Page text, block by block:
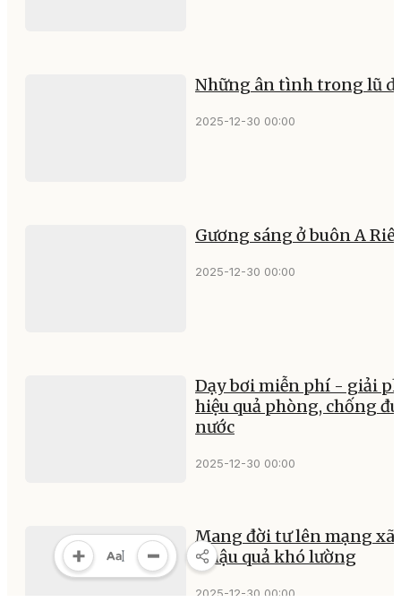
Những ân tình trong lũ
2025-12-30 00:00
Gương sáng ở buôn A
2025-12-30 00:00
Dạy bơi miễn phí - giải
hiệu quả phòng, chống
nước
2025-12-30 00:00
Mang đời tư lên mạng xã
- hậu quả khó lường
2025-12-30 00:00